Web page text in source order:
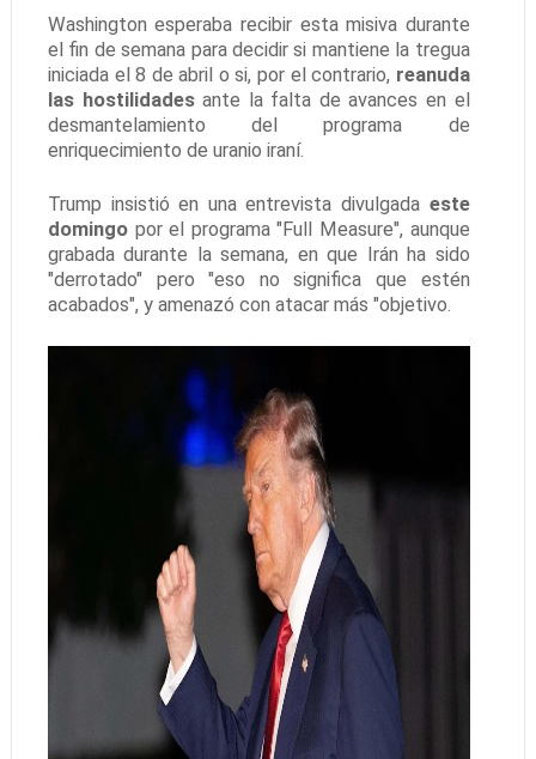
Washington esperaba recibir esta misiva durante
el fin de semana para decidir si mantiene la tregua
iniciada el 8 de abril o si, por el contrario, reanuda
las hostilidadesante la falta de avances en el
desmantelamiento del programa de
enriquecimiento de uranio iraní.
Trump insistió en una entrevista divulgada este
domingopor el programa "Full Measure", aunque
grabada durante la semana, en que Irán ha sido
"derrotado" pero "eso no significa que estén
acabados", y amenazó con atacar más "objetivo.